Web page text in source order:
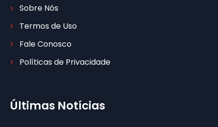
Sobre Nós
Termos de Uso
Fale Conosco
Políticas de Privacidade
Últimas Notícias